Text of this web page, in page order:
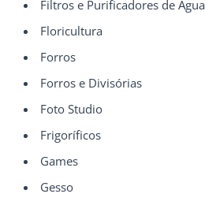
Filtros e Purificadores de Água
Floricultura
Forros
Forros e Divisórias
Foto Studio
Frigoríficos
Games
Gesso